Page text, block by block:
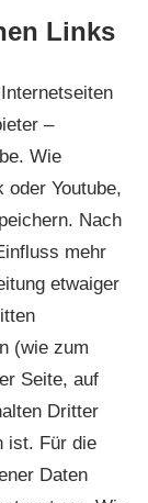
Links
–
Wie
oder Youtube,
Nach
mehr
etwaiger
(wie zum
Seite, auf
Dritter
ist. Für die
Daten